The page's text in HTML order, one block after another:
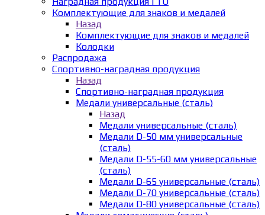
Комплектующие для знаков и медалей
Назад
Комплектующие для знаков и медалей
Колодки
Распродажа
Спортивно-наградная продукция
Назад
Спортивно-наградная продукция
Медали универсальные (сталь)
Назад
Медали универсальные (сталь)
Медали D-50 мм универсальные
(сталь)
Медали D-55-60 мм универсальные
(сталь)
Медали D-65 универсальные (сталь)
Медали D-70 универсальные (сталь)
Медали D-80 универсальные (сталь)